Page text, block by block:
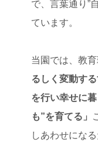
で、言葉通り”
ています。
当園では、教
るしく変動す
を行い幸せに
も”を育てる」
しあわせにな